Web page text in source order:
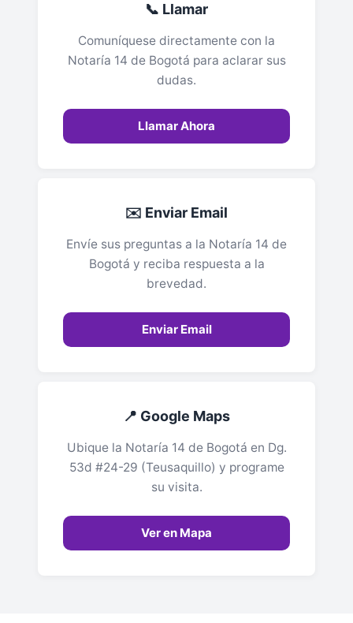
📞 Llamar
Comuníquese directamente con la
Notaría 14 de Bogotá para aclarar sus
dudas.
Llamar Ahora
✉️ Enviar Email
Envíe sus preguntas a la Notaría 14 de
Bogotá y reciba respuesta a la
brevedad.
Enviar Email
📍 Google Maps
Ubique la Notaría 14 de Bogotá en Dg.
53d #24-29 (Teusaquillo) y programe
su visita.
Ver en Mapa